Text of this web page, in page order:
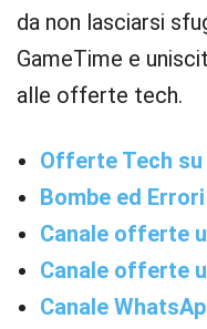
da non lasciarsi
GameTime e
alle offerte tech.
Offerte Tech
Bombe ed
Canale offerte
Canale offerte
Canale